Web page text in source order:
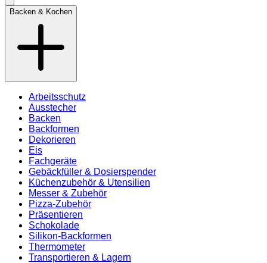
Backen & Kochen
Arbeitsschutz
Ausstecher
Backen
Backformen
Dekorieren
Eis
Fachgeräte
Gebäckfüller & Dosierspender
Küchenzubehör & Utensilien
Messer & Zubehör
Pizza-Zubehör
Präsentieren
Schokolade
Silikon-Backformen
Thermometer
Transportieren & Lagern